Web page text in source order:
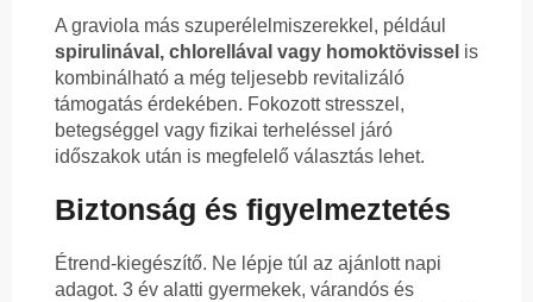
A graviola más szuperélelmiszerekkel, például
spirulinával, chlorellával vagy homoktövissel is
kombinálható a még teljesebb revitalizáló
támogatás érdekében. Fokozott stresszel,
betegséggel vagy fizikai terheléssel járó
időszakok után is megfelelő választás lehet.
Biztonság és figyelmeztetés
Étrend-kiegészítő. Ne lépje túl az ajánlott napi
adagot. 3 év alatti gyermekek, várandós és